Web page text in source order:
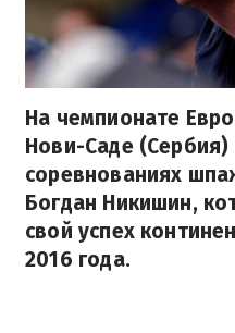
На чемпионате
Нови-Саде (Сербия)
соревнованиях
Богдан Никишин,
свой успех
2016 года.